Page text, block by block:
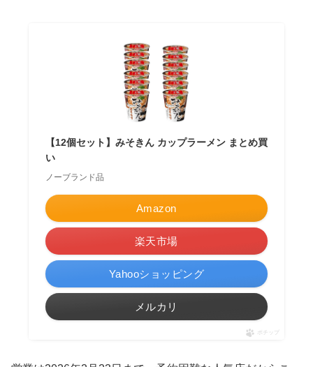
【12個セット】みそきん カップラーメン まとめ買
い
ノーブランド品
Amazon
楽天市場
Yahooショッピング
メルカリ
ポチップ